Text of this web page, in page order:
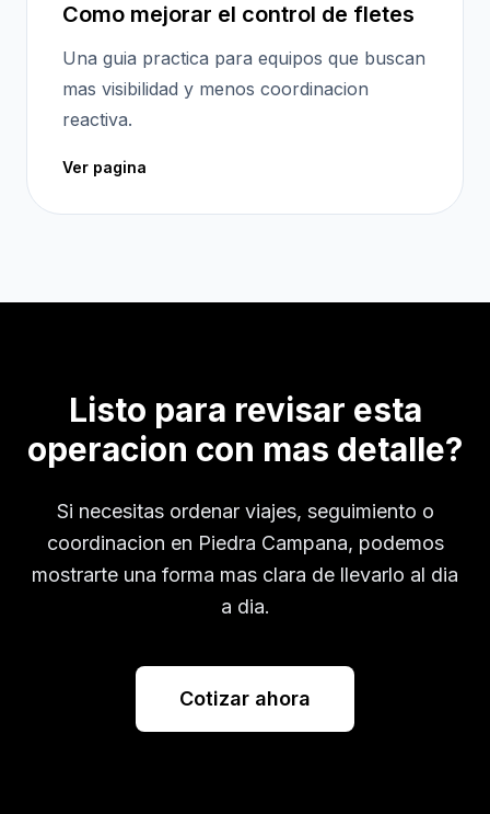
Como mejorar el control de fletes
Una guia practica para equipos que buscan
mas visibilidad y menos coordinacion
reactiva.
Ver pagina
Listo para revisar esta
operacion con mas detalle?
Si necesitas ordenar viajes, seguimiento o
coordinacion en Piedra Campana, podemos
mostrarte una forma mas clara de llevarlo al dia
a dia.
Cotizar ahora